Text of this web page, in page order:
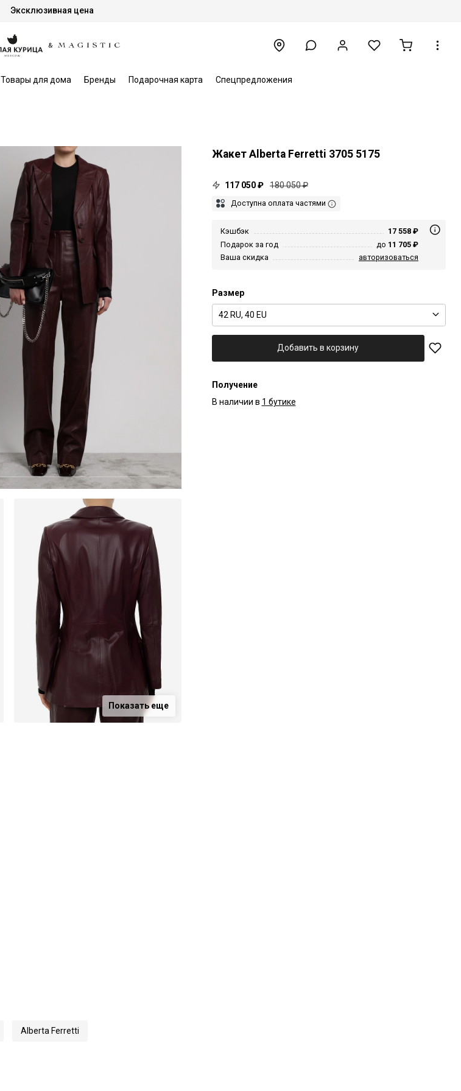
Эксклюзивная цена
Товары для дома Бренды Подарочная карта Спецпредложения
Показать еще
Жакет Alberta Ferretti 3705 5175
117 050 ₽ 180 050 ₽
Доступна оплата частями
Кэшбэк
17 558 ₽
Подарок за год
до 11 705 ₽
Ваша скидка
авторизоваться
Размер
42 RU, 40 EU
Добавить в корзину
Получение
В наличии в 1 бутике
Alberta Ferretti